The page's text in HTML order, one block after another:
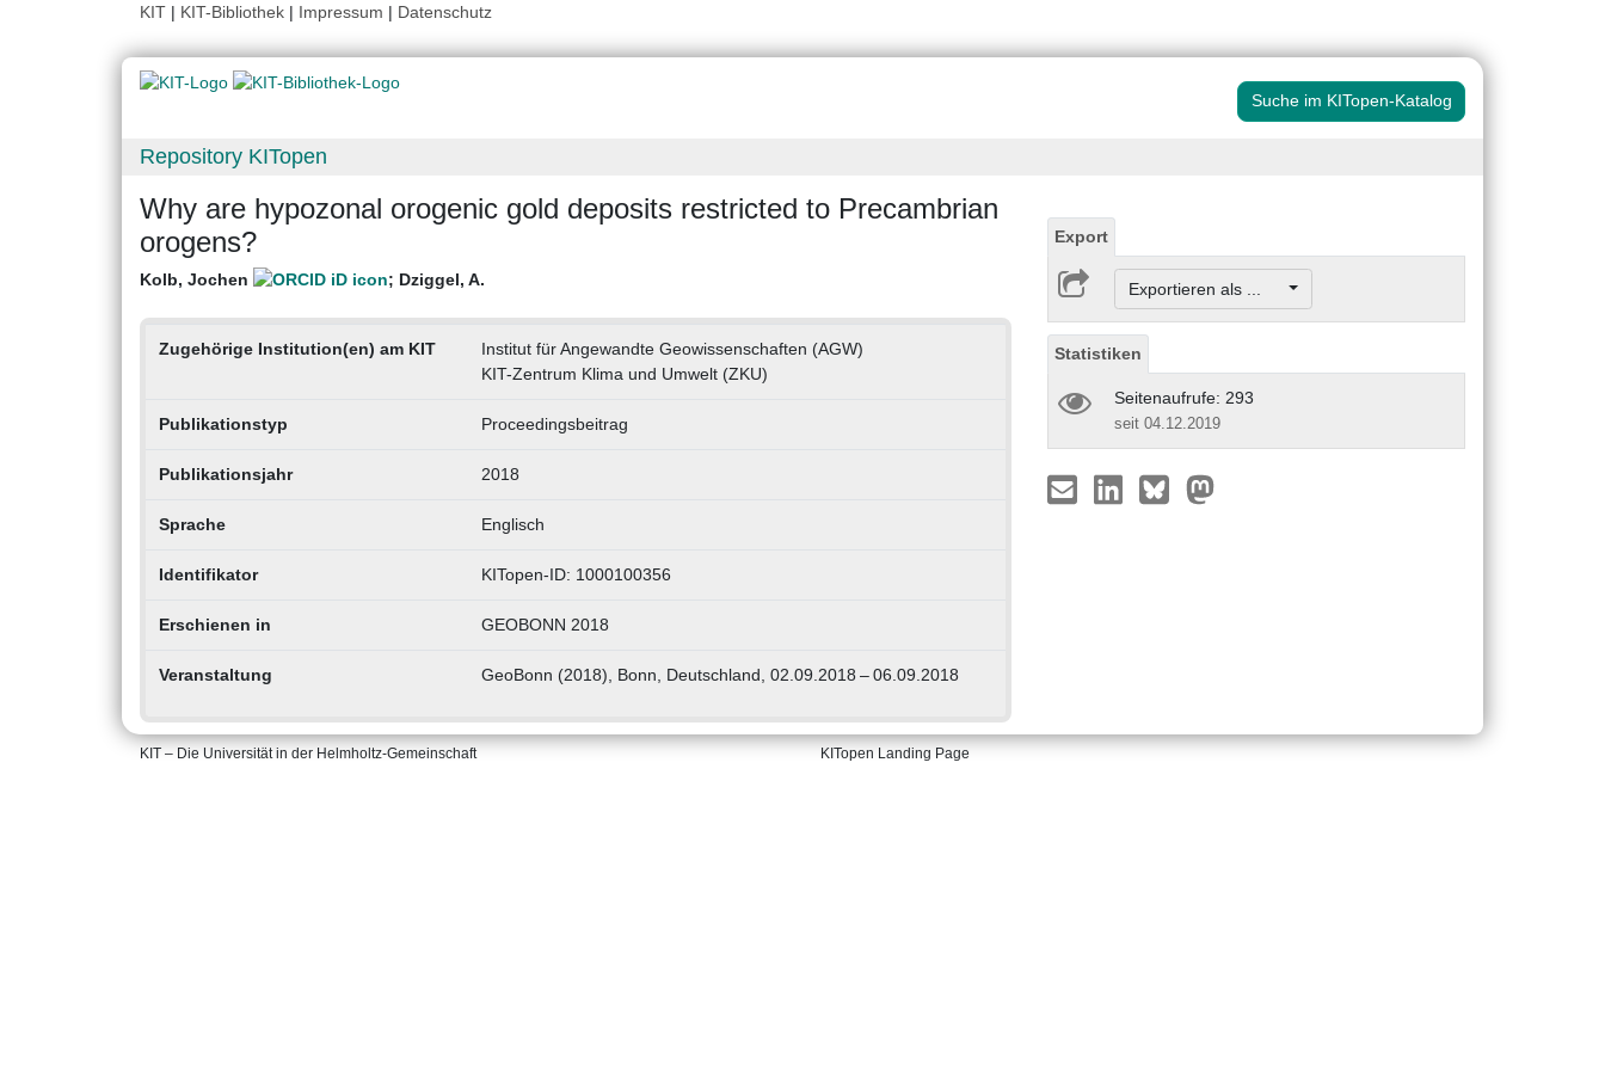
KIT | KIT-Bibliothek | Impressum | Datenschutz
Suche im KITopen-Katalog
Repository KITopen
Why are hypozonal orogenic gold deposits restricted to Precambrian
orogens?
Kolb, Jochen ; Dziggel, A.
Zugehörige Institution(en) am KIT
Institut für Angewandte Geowissenschaften (AGW)
KIT-Zentrum Klima und Umwelt (ZKU)
Publikationstyp Proceedingsbeitrag
Publikationsjahr 2018
Sprache Englisch
Identifikator KITopen-ID: 1000100356
Erschienen in GEOBONN 2018
Veranstaltung GeoBonn (2018), Bonn, Deutschland, 02.09.2018 – 06.09.2018
Export
Exportieren als ...
Statistiken
Seitenaufrufe: 293
seit 04.12.2019
KIT – Die Universität in der Helmholtz-Gemeinschaft KITopen Landing Page